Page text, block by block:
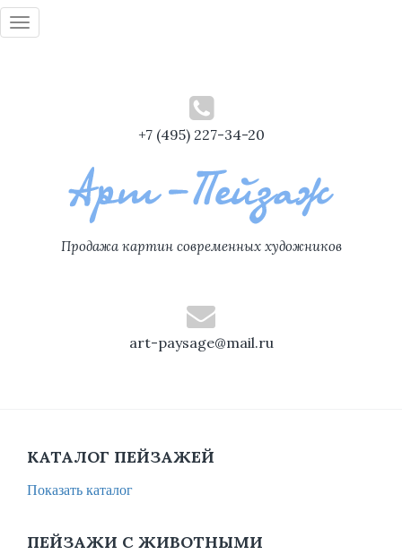
Toggle
navigation
+7 (495) 227-34-20
Продажа картин современных художников
art-paysage@mail.ru
КАТАЛОГ ПЕЙЗАЖЕЙ
Показать каталог
ПЕЙЗАЖИ С ЖИВОТНЫМИ